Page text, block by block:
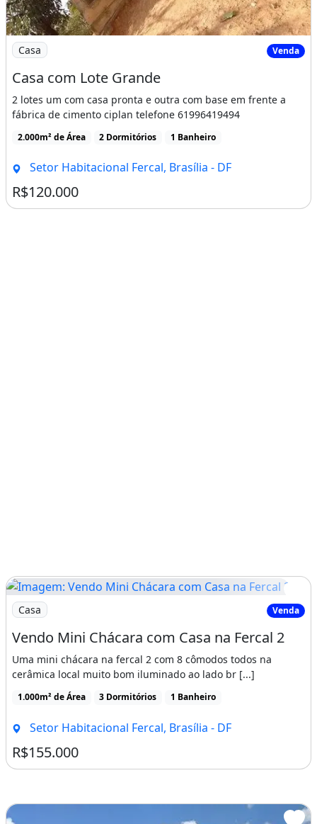
Imagem: Casa com Lote Grande
Casa Venda
Casa com Lote Grande
2 lotes um com casa pronta e outra com base em frente a
fábrica de cimento ciplan telefone 61996419494
2.000m² de Área 2 Dormitórios 1 Banheiro
Setor Habitacional Fercal, Brasília - DF
R$120.000
Imagem: Vendo Mini Chácara com Casa na Fercal 2
Casa Venda
Vendo Mini Chácara com Casa na Fercal 2
Uma mini chácara na fercal 2 com 8 cômodos todos na
cerâmica local muito bom iluminado ao lado br [...]
1.000m² de Área 3 Dormitórios 1 Banheiro
Setor Habitacional Fercal, Brasília - DF
R$155.000